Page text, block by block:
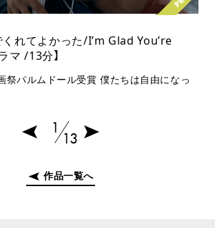
れてよかった/I’m Glad You’re
マ /13分】
祭パルムドール受賞 僕たちは自由になっ
1
13
作品一覧へ